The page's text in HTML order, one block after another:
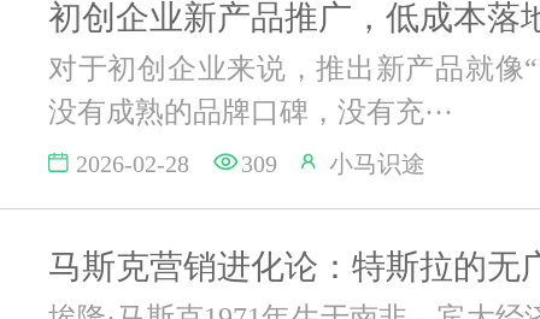
初创企业新产品推广，低成本落
对于初创企业来说，推出新产品就
没有成熟的品牌口碑，没有充···
2026-02-28 309 小马识途